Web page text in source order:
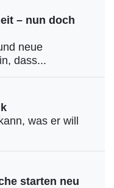
– nun doch
neue
dass...
was er will
starten neu